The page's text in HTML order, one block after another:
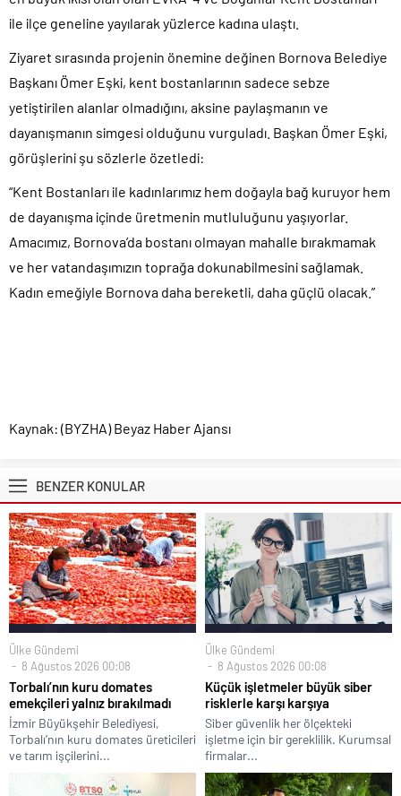
ile ilçe geneline yayılarak yüzlerce kadına ulaştı.
Ziyaret sırasında projenin önemine değinen Bornova Belediye
Başkanı Ömer Eşki, kent bostanlarının sadece sebze
yetiştirilen alanlar olmadığını, aksine paylaşmanın ve
dayanışmanın simgesi olduğunu vurguladı. Başkan Ömer Eşki,
görüşlerini şu sözlerle özetledi:
“Kent Bostanları ile kadınlarımız hem doğayla bağ kuruyor hem
de dayanışma içinde üretmenin mutluluğunu yaşıyorlar.
Amacımız, Bornova’da bostanı olmayan mahalle bırakmamak
ve her vatandaşımızın toprağa dokunabilmesini sağlamak.
Kadın emeğiyle Bornova daha bereketli, daha güçlü olacak.”
Kaynak: (BYZHA) Beyaz Haber Ajansı
BENZER KONULAR
Ülke Gündemi
8 Ağustos 2026 00:08
Torbalı’nın kuru domates
emekçileri yalnız bırakılmadı
İzmir Büyükşehir Belediyesi,
Torbalı’nın kuru domates üreticileri
ve tarım işçilerini...
Ülke Gündemi
8 Ağustos 2026 00:08
Küçük işletmeler büyük siber
risklerle karşı karşıya
Siber güvenlik her ölçekteki
işletme için bir gereklilik. Kurumsal
firmalar...